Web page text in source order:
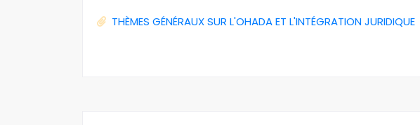
THÈMES GÉNÉRAUX SUR L'OHADA ET L'INTÉGRATION JURIDIQUE